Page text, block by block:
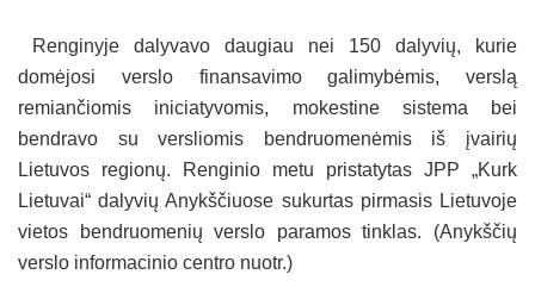
Renginyje dalyvavo daugiau nei 150 dalyvių, kurie
domėjosi verslo finansavimo galimybėmis, verslą
remiančiomis iniciatyvomis, mokestine sistema bei
bendravo su versliomis bendruomenėmis iš įvairių
Lietuvos regionų. Renginio metu pristatytas JPP „Kurk
Lietuvai“ dalyvių Anykščiuose sukurtas pirmasis Lietuvoje
vietos bendruomenių verslo paramos tinklas. (Anykščių
verslo informacinio centro nuotr.)